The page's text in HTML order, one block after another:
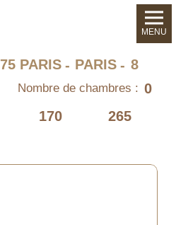
75 PARIS PARIS 8
Nombre de chambres : 0
170 265
MENU